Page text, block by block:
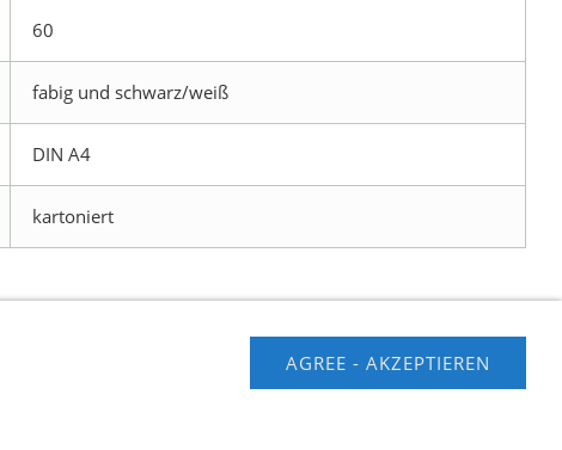
60
fabig und schwarz/weiß
DIN A4
kartoniert
AGREE - AKZEPTIEREN